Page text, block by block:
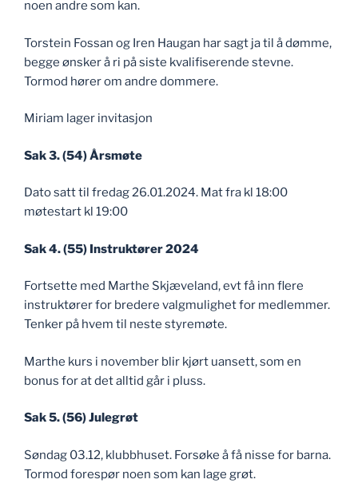
noen andre som kan.
Torstein Fossan og Iren Haugan har sagt ja til å dømme,
begge ønsker å ri på siste kvalifiserende stevne.
Tormod hører om andre dommere.
Miriam lager invitasjon
Sak 3. (54) Årsmøte
Dato satt til fredag 26.01.2024. Mat fra kl 18:00
møtestart kl 19:00
Sak 4. (55) Instruktører 2024
Fortsette med Marthe Skjæveland, evt få inn flere
instruktører for bredere valgmulighet for medlemmer.
Tenker på hvem til neste styremøte.
Marthe kurs i november blir kjørt uansett, som en
bonus for at det alltid går i pluss.
Sak 5. (56) Julegrøt
Søndag 03.12, klubbhuset. Forsøke å få nisse for barna.
Tormod forespør noen som kan lage grøt.